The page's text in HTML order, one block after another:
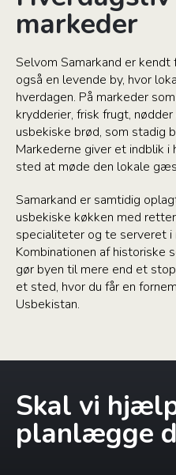
markeder
Selvom Samarkand er
også en levende by, hvor
hverdagen. På markeder
krydderier, frisk frugt,
usbekiske brød, som stadig
Markederne giver et indblik
sted at møde den lokale
Samarkand er samtidig
usbekiske køkken med
specialiteter og te serveret i
Kombinationen af
gør byen til mere end et
et sted, hvor du får en
Usbekistan.
Skal vi
planlægge